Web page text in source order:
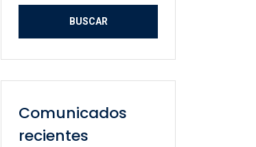
Comunicados
recientes